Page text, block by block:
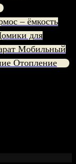
– ёмкость
для
Мобильный
Отопление